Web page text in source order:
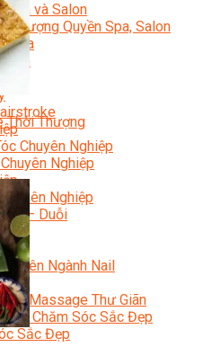
Spa và Salon
Nhượng Quyền Spa, Salon
Da
Chuyên Nghiệp
Nghiệp
Nghiệp
– Duỗi
Ngành Nail
Và Massage Thư Giãn
Chăm Sóc Sắc Đẹp
Sắc Đẹp
Thời Thượng